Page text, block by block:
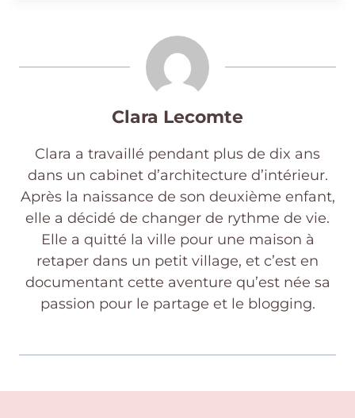
Clara Lecomte
Clara a travaillé pendant plus de dix ans
dans un cabinet d’architecture d’intérieur.
Après la naissance de son deuxième enfant,
elle a décidé de changer de rythme de vie.
Elle a quitté la ville pour une maison à
retaper dans un petit village, et c’est en
documentant cette aventure qu’est née sa
passion pour le partage et le blogging.